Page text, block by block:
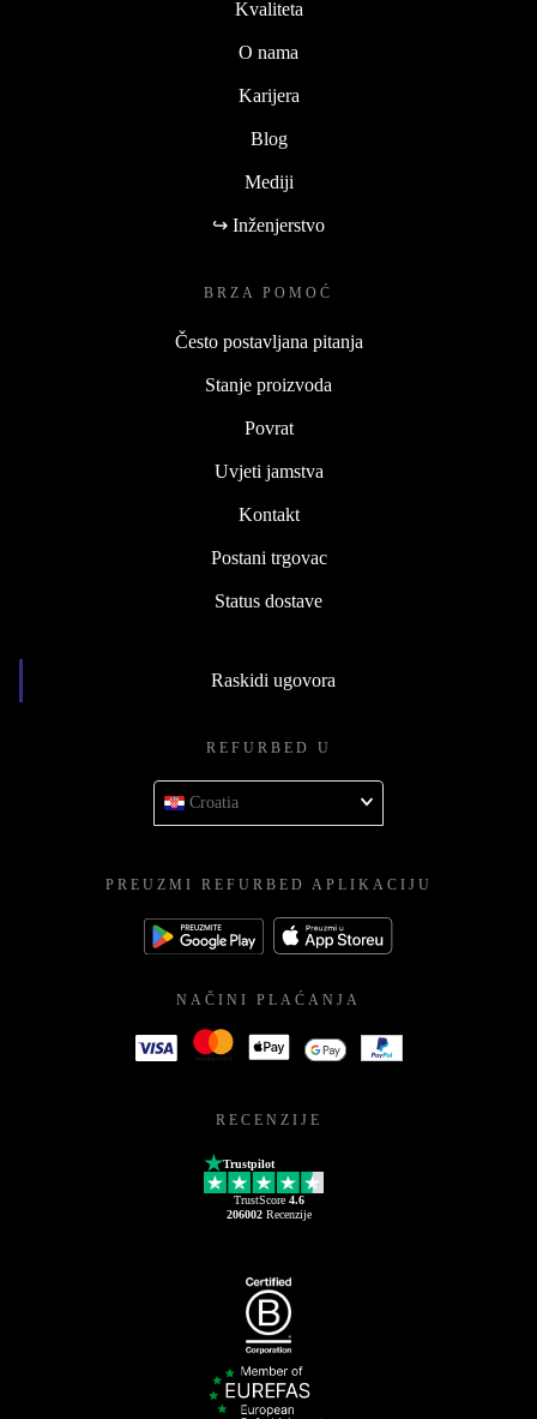
Kvaliteta
O nama
Karijera
Blog
Mediji
↪ Inženjerstvo
BRZA POMOĆ
Često postavljana pitanja
Stanje proizvoda
Povrat
Uvjeti jamstva
Kontakt
Postani trgovac
Status dostave
Raskidi ugovora
REFURBED U
Croatia
PREUZMI REFURBED APLIKACIJU
NAČINI PLAĆANJA
RECENZIJE
Trustpilot
TrustScore 4.6
206002Recenzije